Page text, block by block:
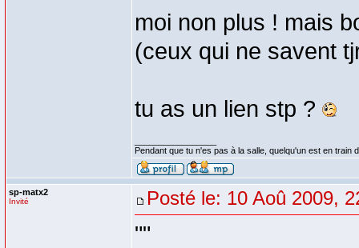
moi non plus ! mais
(ceux qui ne savent
tu as un lien stp ?
Pendant que tu n'es pas à la salle, quelqu'un est en train
sp-matx2
Invité Posté le: 10 Aoû 2009,
""